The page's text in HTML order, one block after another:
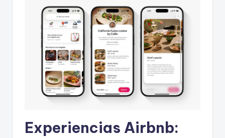
Experiencias Airbnb: